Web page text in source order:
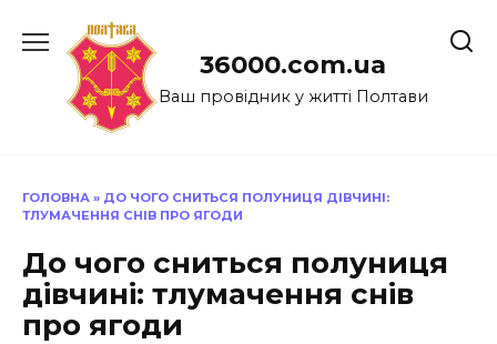
до
36000.com.ua
Ваш провідник у житті Полтави
ГОЛОВНА » ДО ЧОГО СНИТЬСЯ ПОЛУНИЦЯ ДІВЧИНІ:
ТЛУМАЧЕННЯ СНІВ ПРО ЯГОДИ
До чого сниться полуниця
дівчині: тлумачення снів
про ягоди